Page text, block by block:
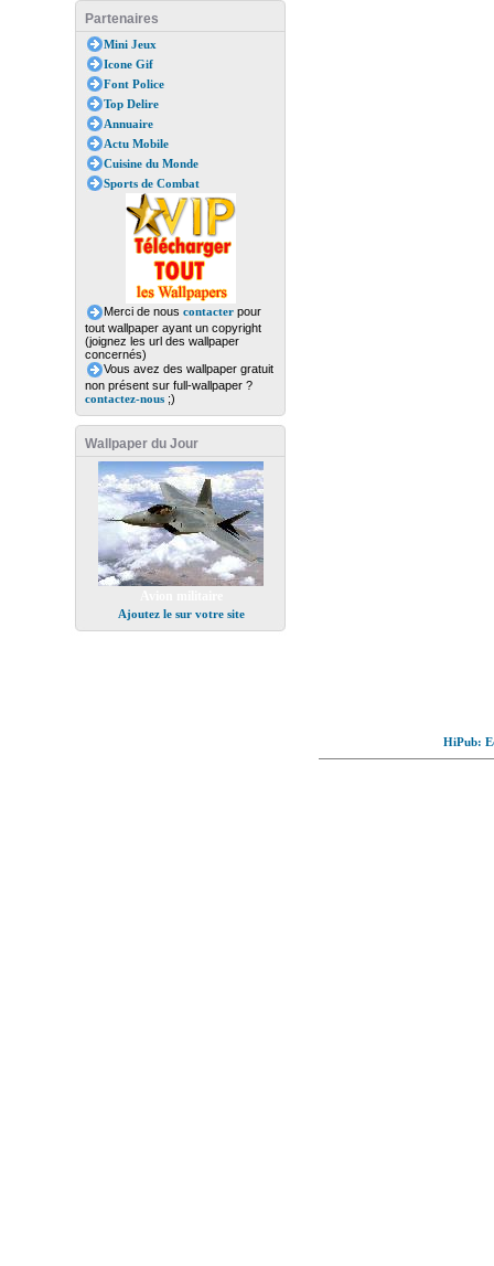
Partenaires
Mini Jeux
Icone Gif
Font Police
Top Delire
Annuaire
Actu Mobile
Cuisine du Monde
Sports de Combat
Merci de nous contacterpour
tout wallpaper ayant un copyright
(joignez les url des wallpaper
concernés)
Vous avez des wallpaper gratuit
non présent sur full-wallpaper ?
contactez-nous;)
Wallpaper du Jour
Ajoutez le sur votre site
HiPub: